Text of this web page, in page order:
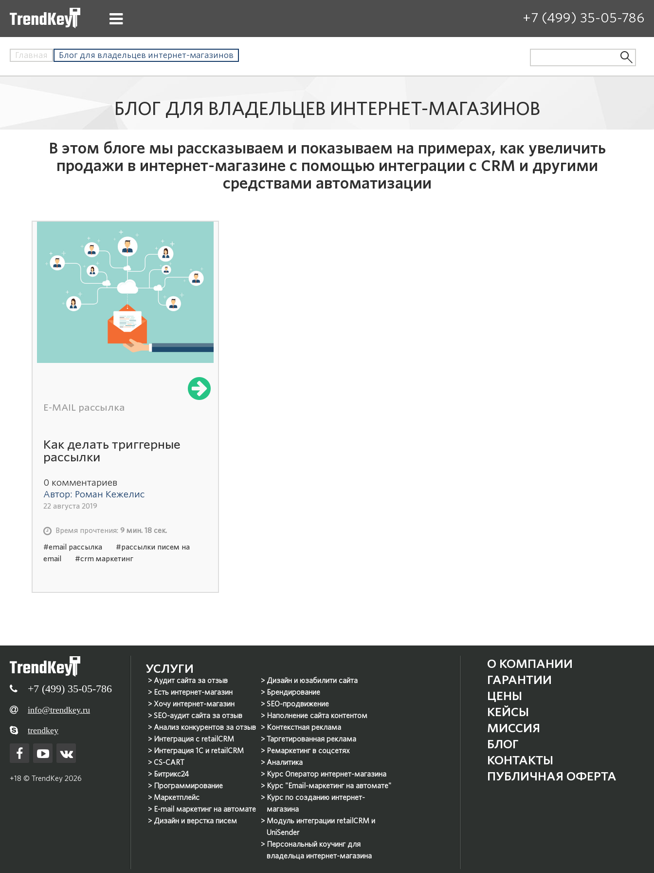
+7 (499) 35-05-786
Главная Блог для владельцев интернет-магазинов
БЛОГ ДЛЯ ВЛАДЕЛЬЦЕВ ИНТЕРНЕТ-МАГАЗИНОВ
В этом блоге мы рассказываем и показываем на примерах, как увеличить
продажи в интернет-магазине с помощью интеграции с CRM и другими
средствами автоматизации
E-MAIL рассылка
Как делать триггерные
рассылки
0 комментариев
Автор: Роман Кежелис
22 августа 2019
Время прочтения: 9 мин. 18 сек.
#email рассылка
#рассылки писем на
email
#crm маркетинг
#автоматическая рассылка email
+7 (499) 35-05-786
info@trendkey.ru
trendkey
+18 © TrendKey 2026
УСЛУГИ
Аудит сайта за отзыв
Есть интернет-магазин
Хочу интернет-магазин
SEO-аудит сайта за отзыв
Анализ конкурентов за отзыв
Интеграция с retailCRM
Интеграция 1С и retailCRM
CS-CART
Битрикс24
Программирование
Маркетплейс
E-mail маркетинг на автомате
Дизайн и верстка писем
Дизайн и юзабилити сайта
Брендирование
SEO-продвижение
Наполнение сайта контентом
Контекстная реклама
Таргетированная реклама
Ремаркетинг в соцсетях
Аналитика
Курс Оператор интернет-магазина
Курс "Email-маркетинг на автомате"
Курс по созданию интернет-
магазина
Модуль интеграции retailCRM и
UniSender
Персональный коучинг для
владельца интернет-магазина
О КОМПАНИИ
ГАРАНТИИ
ЦЕНЫ
КЕЙСЫ
МИССИЯ
БЛОГ
КОНТАКТЫ
ПУБЛИЧНАЯ ОФЕРТА